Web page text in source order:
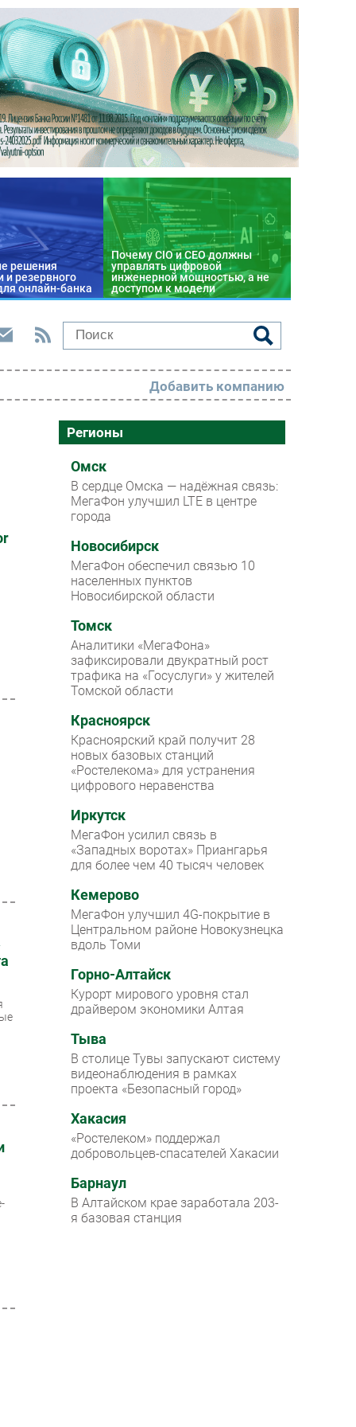
решения
и резервного
онлайн-банка
Почему CIO и CEO должны
управлять цифровой
инженерной мощностью, а не
доступом к модели
РАЗДЕЛЫ
Новости
Аналитика
Интервью
Мероприятия
Проекты
IT класс
Тестовый стенд
Каталог компаний
Добавить компанию
Регионы
Омск
В сердце Омска — надёжная связь:
МегаФон улучшил LTE в центре
города
Новосибирск
МегаФон обеспечил связью 10
населенных пунктов
Новосибирской области
Томск
Аналитики «МегаФона»
зафиксировали двукратный рост
трафика на «Госуслуги» у жителей
Томской области
Красноярск
Красноярский край получит 28
новых базовых станций
«Ростелекома» для устранения
цифрового неравенства
Иркутск
МегаФон усилил связь в
«Западных воротах» Приангарья
для более чем 40 тысяч человек
Кемерово
МегаФон улучшил 4G-покрытие в
Центральном районе Новокузнецка
вдоль Томи
Горно-Алтайск
Курорт мирового уровня стал
драйвером экономики Алтая
Тыва
В столице Тувы запускают систему
видеонаблюдения в рамках
проекта «Безопасный город»
Хакасия
«Ростелеком» поддержал
добровольцев-спасателей Хакасии
Барнаул
В Алтайском крае заработала 203-
я базовая станция